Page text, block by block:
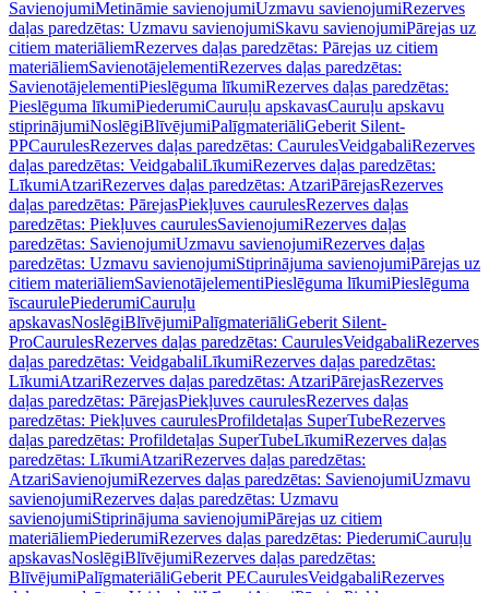
SavienojumiMetināmie savienojumiUzmavu savienojumiRezerves
daļas paredzētas: Uzmavu savienojumiSkavu savienojumiPārejas uz
citiem materiāliemRezerves daļas paredzētas: Pārejas uz citiem
materiāliemSavienotājelementiRezerves daļas paredzētas:
SavienotājelementiPieslēguma līkumiRezerves daļas paredzētas:
Pieslēguma līkumiPiederumiCauruļu apskavasCauruļu apskavu
stiprinājumiNoslēgiBlīvējumiPalīgmateriāliGeberit Silent-
PPCaurulesRezerves daļas paredzētas: CaurulesVeidgabaliRezerves
daļas paredzētas: VeidgabaliLīkumiRezerves daļas paredzētas:
LīkumiAtzariRezerves daļas paredzētas: AtzariPārejasRezerves
daļas paredzētas: PārejasPiekļuves caurulesRezerves daļas
paredzētas: Piekļuves caurulesSavienojumiRezerves daļas
paredzētas: SavienojumiUzmavu savienojumiRezerves daļas
paredzētas: Uzmavu savienojumiStiprinājuma savienojumiPārejas uz
citiem materiāliemSavienotājelementiPieslēguma līkumiPieslēguma
īscaurulePiederumiCauruļu
apskavasNoslēgiBlīvējumiPalīgmateriāliGeberit Silent-
ProCaurulesRezerves daļas paredzētas: CaurulesVeidgabaliRezerves
daļas paredzētas: VeidgabaliLīkumiRezerves daļas paredzētas:
LīkumiAtzariRezerves daļas paredzētas: AtzariPārejasRezerves
daļas paredzētas: PārejasPiekļuves caurulesRezerves daļas
paredzētas: Piekļuves caurulesProfildetaļas SuperTubeRezerves
daļas paredzētas: Profildetaļas SuperTubeLīkumiRezerves daļas
paredzētas: LīkumiAtzariRezerves daļas paredzētas:
AtzariSavienojumiRezerves daļas paredzētas: SavienojumiUzmavu
savienojumiRezerves daļas paredzētas: Uzmavu
savienojumiStiprinājuma savienojumiPārejas uz citiem
materiāliemPiederumiRezerves daļas paredzētas: PiederumiCauruļu
apskavasNoslēgiBlīvējumiRezerves daļas paredzētas:
BlīvējumiPalīgmateriāliGeberit PECaurulesVeidgabaliRezerves